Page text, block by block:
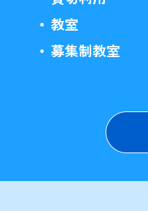
教室
募集制教室